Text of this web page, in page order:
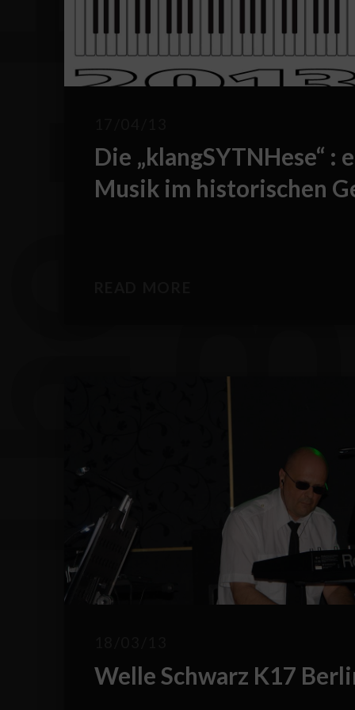
Die „klangSYTNHese“ :
Musik im historischen
Welle Schwarz K17